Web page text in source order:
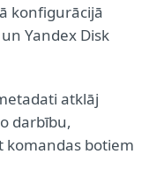
konfigurācijā
Yandex Disk
atklāj
darbību,
komandas botiem